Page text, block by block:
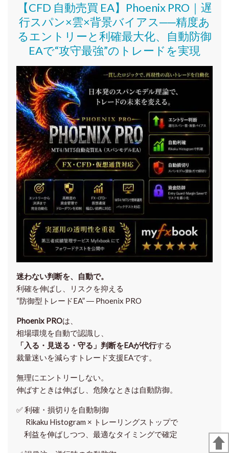
【CFD 自動売買 EA】Phoenix PRO｜遅
行スパン×雲×背景バイアス──精度あ
るエントリーと利確最大化、自動防御
EAで“攻守最強”のトレードを実現
迷わない判断を、自動で。
利確を伸ばし、リスクを抑える
“防御型トレードEA” ― Phoenix PRO
Phoenix PROは、
相場環境を自動で認識し、
「入る・見送る・守る」判断をEAが代行する
裁量迷いを減らすトレード支援EAです。
無理にエントリーしない。
伸ばすときは伸ばし、危険なときは自動防御。
✅利確・損切りを自動制御
Rikaku Histogram × トレーリングストップで
利益を伸ばしつつ、最適なタイミングで確定